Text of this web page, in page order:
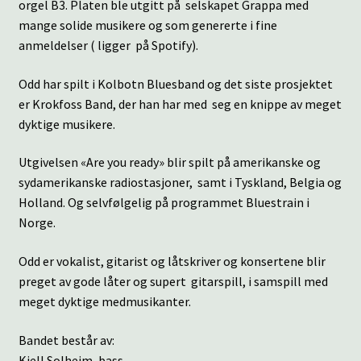
orgel B3. Platen ble utgitt på selskapet Grappa med
mange solide musikere og som genererte i fine
anmeldelser ( ligger på Spotify).
Odd har spilt i Kolbotn Bluesband og det siste prosjektet
er Krokfoss Band, der han har med seg en knippe av meget
dyktige musikere.
Utgivelsen «Are you ready» blir spilt på amerikanske og
sydamerikanske radiostasjoner, samt i Tyskland, Belgia og
Holland. Og selvfølgelig på programmet Bluestrain i
Norge.
Odd er vokalist, gitarist og låtskriver og konsertene blir
preget av gode låter og supert gitarspill, i samspill med
meget dyktige medmusikanter.
Bandet består av: